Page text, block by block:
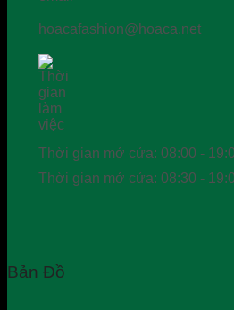
hoacafashion@hoaca.net
Thời gian mở cửa: 08:00 -
Thời gian mở cửa: 08:30 -
Bản Đồ